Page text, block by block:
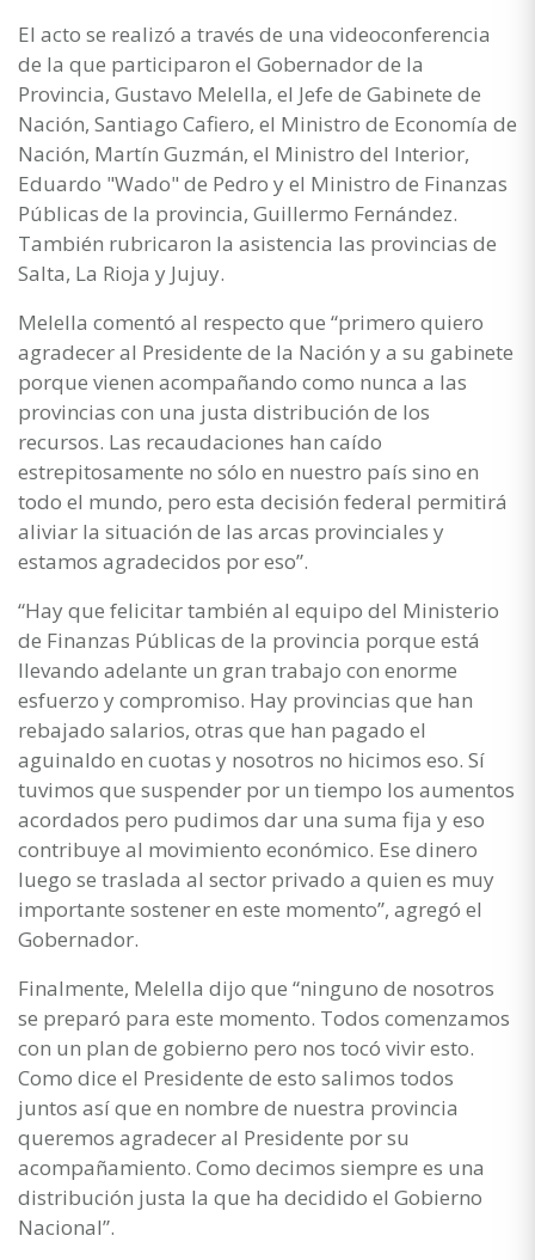
El acto se realizó a través de una videoconferencia
de la que participaron el Gobernador de la
Provincia, Gustavo Melella, el Jefe de Gabinete de
Nación, Santiago Cafiero, el Ministro de Economía de
Nación, Martín Guzmán, el Ministro del Interior,
Eduardo "Wado" de Pedro y el Ministro de Finanzas
Públicas de la provincia, Guillermo Fernández.
También rubricaron la asistencia las provincias de
Salta, La Rioja y Jujuy.
Melella comentó al respecto que “primero quiero
agradecer al Presidente de la Nación y a su gabinete
porque vienen acompañando como nunca a las
provincias con una justa distribución de los
recursos. Las recaudaciones han caído
estrepitosamente no sólo en nuestro país sino en
todo el mundo, pero esta decisión federal permitirá
aliviar la situación de las arcas provinciales y
estamos agradecidos por eso”.
“Hay que felicitar también al equipo del Ministerio
de Finanzas Públicas de la provincia porque está
llevando adelante un gran trabajo con enorme
esfuerzo y compromiso. Hay provincias que han
rebajado salarios, otras que han pagado el
aguinaldo en cuotas y nosotros no hicimos eso. Sí
tuvimos que suspender por un tiempo los aumentos
acordados pero pudimos dar una suma fija y eso
contribuye al movimiento económico. Ese dinero
luego se traslada al sector privado a quien es muy
importante sostener en este momento”, agregó el
Gobernador.
Finalmente, Melella dijo que “ninguno de nosotros
se preparó para este momento. Todos comenzamos
con un plan de gobierno pero nos tocó vivir esto.
Como dice el Presidente de esto salimos todos
juntos así que en nombre de nuestra provincia
queremos agradecer al Presidente por su
acompañamiento. Como decimos siempre es una
distribución justa la que ha decidido el Gobierno
Nacional”.